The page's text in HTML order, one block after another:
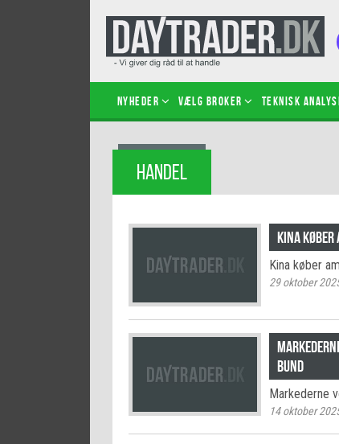
Nyheder Vælg broker Teknisk
HANDEL
Kina køber
Kina køber
29 oktober
bund
Markederne
14 oktober